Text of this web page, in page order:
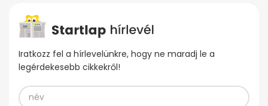
Iratkozz fel a hírlevelünkre, hogy ne maradj le a
legérdekesebb cikkekről!